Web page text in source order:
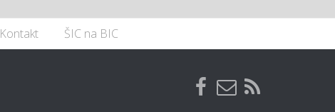
Kontakt ŠIC na BIC